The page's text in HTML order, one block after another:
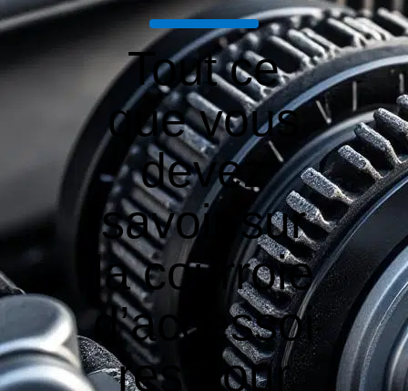
Tout ce
que vous
devez
savoir sur
la courroie
d’accessoi
res pour